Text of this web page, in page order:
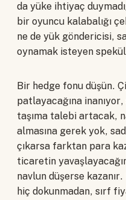
da yüke ihtiyaç
bir oyuncu kalabalığı
ne de yük göndericisi,
oynamak isteyen
Bir hedge fonu düşün.
patlayacağına
taşıma talebi artacak,
almasına gerek yok,
çıkarsa farktan para
ticaretin
navlun düşerse
hiç dokunmadan, sırf